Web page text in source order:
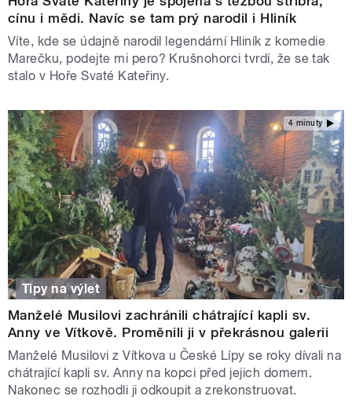
cínu i mědi. Navíc se tam prý narodil i Hliník
Víte, kde se údajně narodil legendární Hliník z komedie
Marečku, podejte mi pero? Krušnohorci tvrdí, že se tak
stalo v Hoře Svaté Kateřiny.
4 minuty
Tipy na výlet
Manželé Musilovi zachránili chátrající kapli sv.
Anny ve Vítkově. Proměnili ji v překrásnou galerii
Manželé Musilovi z Vítkova u České Lípy se roky dívali na
chátrající kapli sv. Anny na kopci před jejich domem.
Nakonec se rozhodli ji odkoupit a zrekonstruovat.